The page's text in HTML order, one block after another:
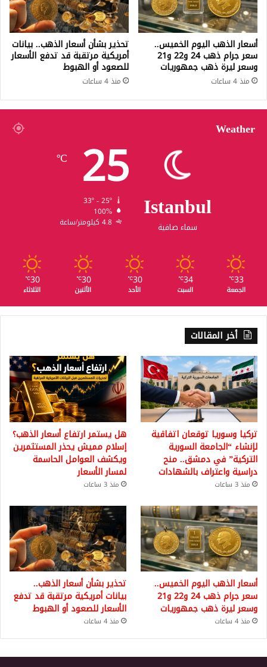
أسعار الذهب اليوم الخميس..
سعر جرام ذهب 24 و22 و21
وسعر ليرة ذهب جمهوريات
منذ 4 ساعات
تحذير بشأن أسعار الذهب.. بيانات
أمريكية مرتقبة قد تدفع الأسعار
للصعود أو الهبوط
منذ 4 ساعات
Weather
Istanbul
سماء صافية
25
℃
33º - 25º
100%
4.8 كيلومتر/ساعة
33
℃
الجمعة
34
℃
السبت
30
℃
الأحد
30
℃
الأثنين
30
℃
الثلاثاء
أخر المقالات
تركيا وسوريا توقعان اتفاقية
لإنشاء “الجامعة السورية
التركية” في دمشق.. منح
دراسية واعتراف بالشهادات
منذ 3 ساعات
هل يستمر ارتفاع أسعار الذهب؟
إسلام مميش يحذر المستثمرين
ويكشف العوامل الحاسمة
لمسار الأسعار
منذ 3 ساعات
أسعار الذهب اليوم الخميس..
سعر جرام ذهب 24 و22 و21
وسعر ليرة ذهب جمهوريات
منذ 4 ساعات
تحذير بشأن أسعار الذهب..
بيانات أمريكية مرتقبة قد تدفع
الأسعار للصعود أو الهبوط
منذ 4 ساعات